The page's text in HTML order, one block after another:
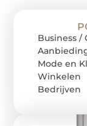
Business /
Mode en
Winkelen
Bedrijven